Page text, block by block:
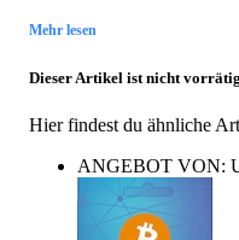
Mehr lesen
Dieser Artikel ist nicht
Hier findest du ähnliche
ANGEBOT VON: